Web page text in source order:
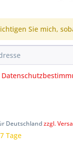
Sie mich,
Deutschlandzzgl.
Tage